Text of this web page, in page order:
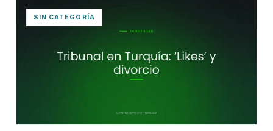
SIN CATEGORÍA